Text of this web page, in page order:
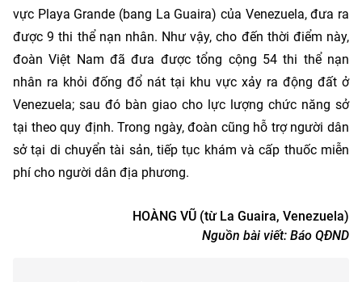
vực Playa Grande (bang La Guaira) của Venezuela, đưa ra
được 9 thi thể nạn nhân. Như vậy, cho đến thời điểm này,
đoàn Việt Nam đã đưa được tổng cộng 54 thi thể nạn
nhân ra khỏi đống đổ nát tại khu vực xảy ra động đất ở
Venezuela; sau đó bàn giao cho lực lượng chức năng sở
tại theo quy định. Trong ngày, đoàn cũng hỗ trợ người dân
sở tại di chuyển tài sản, tiếp tục khám và cấp thuốc miễn
phí cho người dân địa phương.
HOÀNG VŨ (từ La Guaira, Venezuela)
Nguồn bài viết: Báo QĐND